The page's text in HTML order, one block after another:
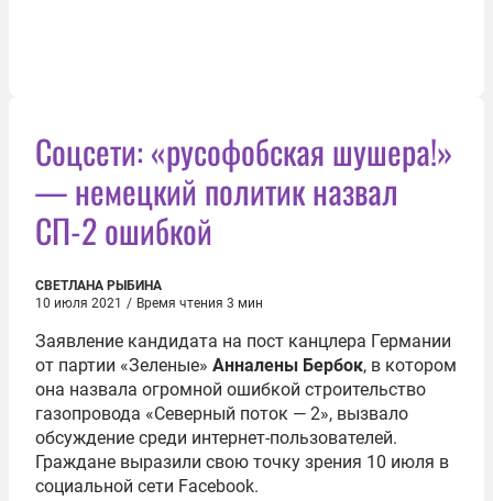
Соцсети: «русофобская шушера!»
— немецкий политик назвал
СП-2 ошибкой
СВЕТЛАНА РЫБИНА
10 июля 2021 / Время чтения 3 мин
Заявление кандидата на пост канцлера Германии
от партии «Зеленые» Анналены Бербок, в котором
она назвала огромной ошибкой строительство
газопровода «Северный поток — 2», вызвало
обсуждение среди интернет-пользователей.
Граждане выразили свою точку зрения 10 июля в
социальной сети Facebook.